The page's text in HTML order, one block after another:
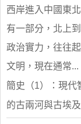
西岸進入中國東
有一部分，北上
政治實力，往往
文明，現在通常...
簡史（1）：現
的古兩河與古埃